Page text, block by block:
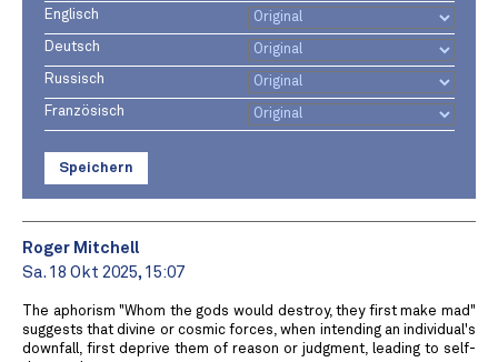
Englisch
Deutsch
Russisch
Französisch
Speichern
Roger Mitchell
Sa. 18 Okt 2025, 15:07
The aphorism "Whom the gods would destroy, they first make mad"
suggests that divine or cosmic forces, when intending an individual's
downfall, first deprive them of reason or judgment, leading to self-